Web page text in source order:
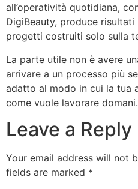
all’operatività quotidiana,
DigiBeauty, produce
progetti costruiti solo sulla
La parte utile non è avere
arrivare a un processo più
adatto al modo in cui la tua
come vuole lavorare domani.
Leave a Reply
Your email address will not
fields are marked *